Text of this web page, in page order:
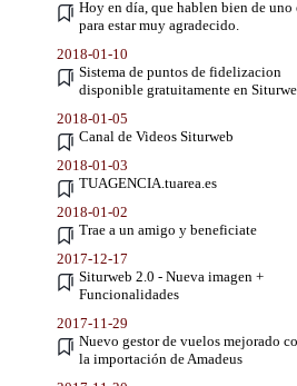
Hoy en día, que hablen bien de uno
para estar muy agradecido.
2018-01-10
Sistema de puntos de fidelizacion
disponible gratuitamente en
2018-01-05
Canal de Videos Siturweb
2018-01-03
TUAGENCIA.tuarea.es
2018-01-02
Trae a un amigo y beneficiate
2017-12-17
Siturweb 2.0 - Nueva imagen +
Funcionalidades
2017-11-29
Nuevo gestor de vuelos mejorado
la importación de Amadeus